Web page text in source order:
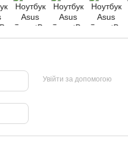
Увійти за допомогою